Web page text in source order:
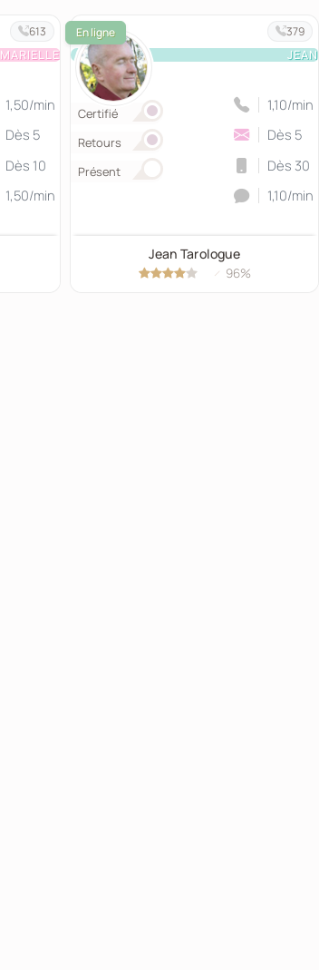
613
MARIELLE
1,50/min
Dès 5
Dès 10
1,50/min
379
JEAN
Certifié
Retours
Présent
1,10/min
Dès 5
Dès 30
1,10/min
Jean Tarologue
96%